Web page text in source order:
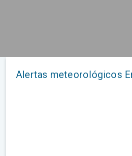
Alertas meteorológicos